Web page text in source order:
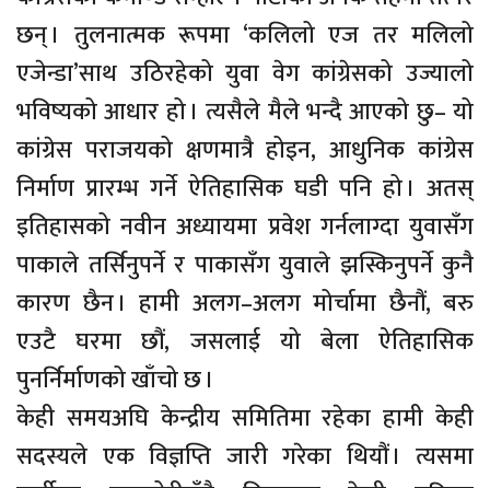
छन् । तुलनात्मक रूपमा ‘कलिलो एज तर मलिलो
एजेन्डा’साथ उठिरहेको युवा वेग कांग्रेसको उज्यालो
भविष्यको आधार हो । त्यसैले मैले भन्दै आएको छु– यो
कांग्रेस पराजयको क्षणमात्रै होइन, आधुनिक कांग्रेस
निर्माण प्रारम्भ गर्ने ऐतिहासिक घडी पनि हो । अतस्
इतिहासको नवीन अध्यायमा प्रवेश गर्नलाग्दा युवासँग
पाकाले तर्सिनुपर्ने र पाकासँग युवाले झस्किनुपर्ने कुनै
कारण छैन । हामी अलग–अलग मोर्चामा छैनौं, बरु
एउटै घरमा छौं, जसलाई यो बेला ऐतिहासिक
पुनर्निर्माणको खाँचो छ ।
केही समयअघि केन्द्रीय समितिमा रहेका हामी केही
सदस्यले एक विज्ञप्ति जारी गरेका थियौं । त्यसमा